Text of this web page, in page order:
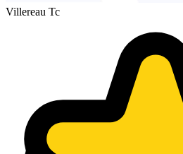
Villereau Tc